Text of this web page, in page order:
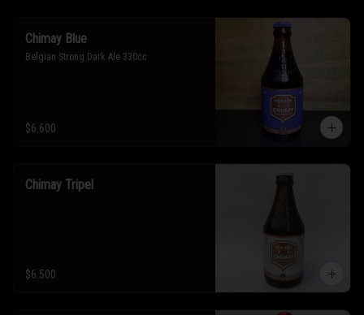
Chimay Blue
Belgian Strong Dark Ale 330cc
$6.600
Chimay Tripel
$6.500